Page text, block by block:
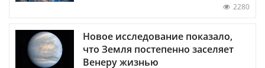
2280
Новое исследование показало,
что Земля постепенно заселяет
Венеру жизнью